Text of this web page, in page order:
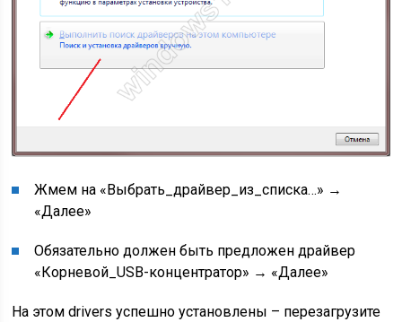
Жмем на «Выбрать_драйвер_из_списка…» →
«Далее»
Обязательно должен быть предложен драйвер
«Корневой_USB-концентратор» → «Далее»
На этом drivers успешно установлены – перезагрузите